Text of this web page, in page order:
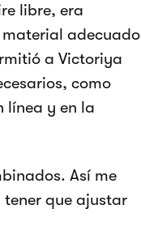
libre, era
adecuado
a Victoriya
como
línea y en la
Así me
que ajustar